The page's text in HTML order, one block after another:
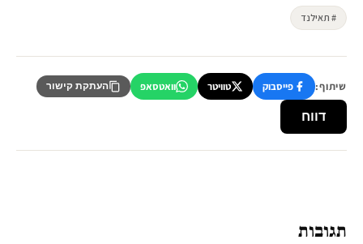
# תאילנד
שיתוף: פייסבוק טוויטר וואטסאפ העתקת קישור
דווח
תגובות